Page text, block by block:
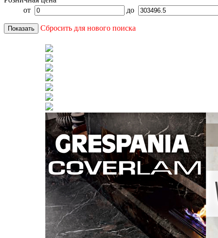
от
до
Показать Сбросить для нового поиска